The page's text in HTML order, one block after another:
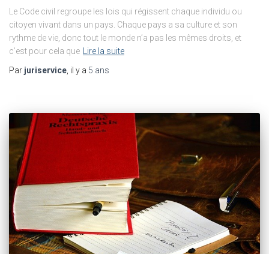
Le Code civil regroupe les lois qui régissent chaque individu ou
citoyen vivant dans un pays. Chaque pays a sa culture et son
rythme de vie, donc tout le monde n’a pas les mêmes droits, et
c’est pour cela que Lire la suite
Par juriservice, il y a 5 ans